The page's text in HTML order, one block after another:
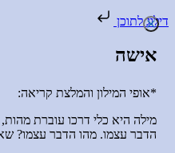
דילוג לתוכן
אישה
*אופי המילון והמלצת קריאה:
מילה היא כלי דרכו עוברת מהות,
הדבר עצמו. מהו הדבר עצמו?